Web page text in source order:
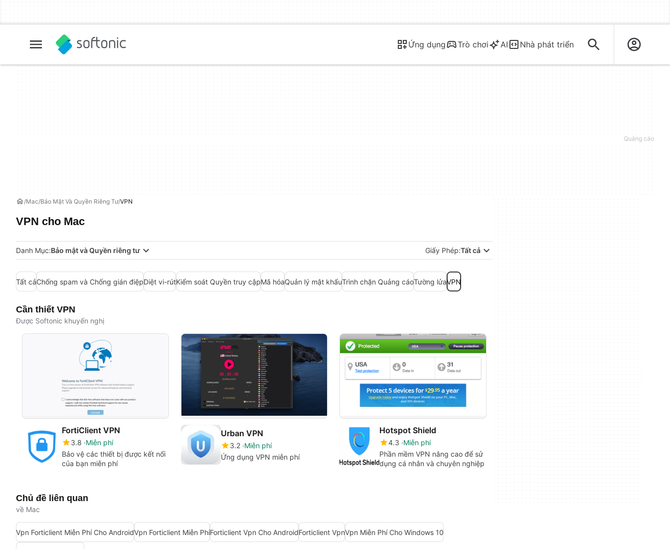
Ứng dụng Trò chơi AI Nhà phát triển
Mac Bảo Mật Và Quyền Riêng Tư VPN
VPN cho Mac
Danh Mục:Bảo mật và Quyền riêng tư Giấy Phép:Tất cả
Tất cảChống spam và Chống gián điệpDiệt vi-rútKiểm soát Quyền truy cậpMã hóaQuản lý mật khẩuTrình chặn Quảng cáoTường lửaVPN
Cần thiết VPN
Được Softonic khuyến nghị
FortiClient VPN
3.8 Miễn phí
Bảo vệ các thiết bị được kết nối
của bạn miễn phí
Urban VPN
3.2 Miễn phí
Ứng dụng VPN miễn phí
Hotspot Shield
4.3 Miễn phí
Phần mềm VPN nâng cao để sử
dụng cá nhân và chuyên nghiệp
Chủ đề liên quan
về Mac
Vpn Forticlient Miễn Phí Cho AndroidVpn Forticlient Miễn PhíForticlient Vpn Cho AndroidForticlient VpnVpn Miễn Phí Cho Windows 10